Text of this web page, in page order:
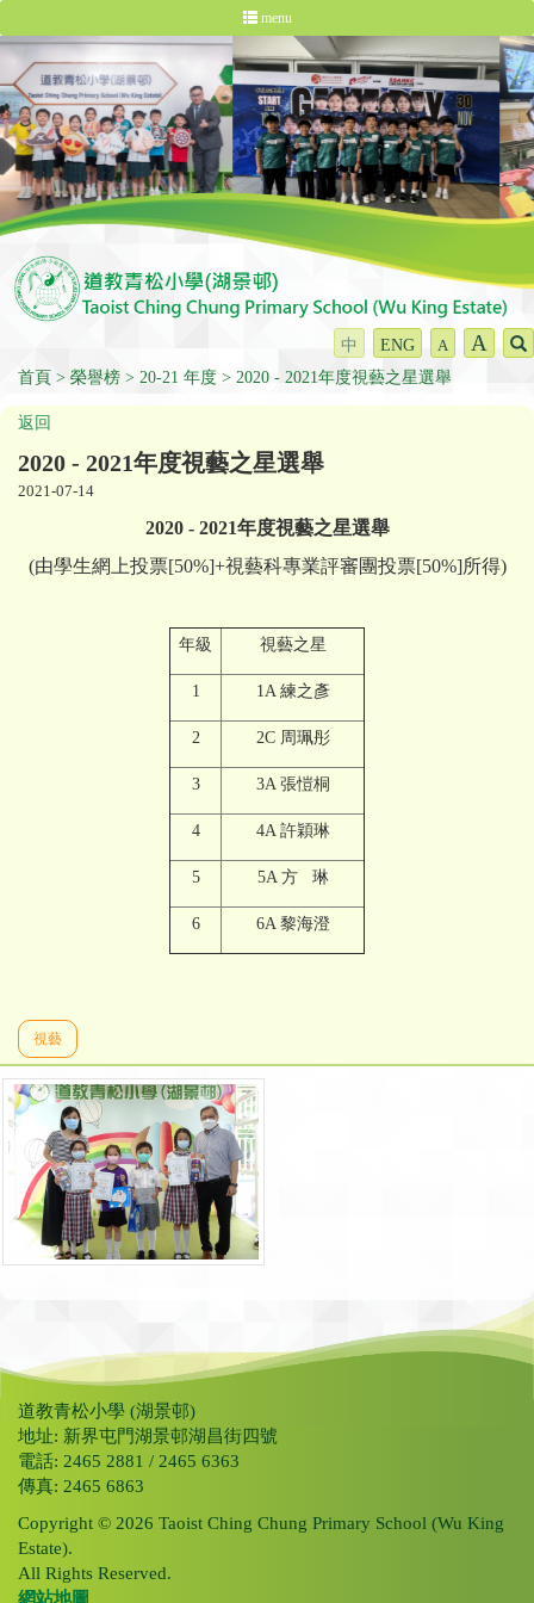
menu
中 ENG A A
首頁 榮譽榜 20-21 年度 2020 - 2021年度視藝之星選舉
返回
2020 - 2021年度視藝之星選舉
2021-07-14
2020 - 2021年度視藝之星選舉
(由學生網上投票[50%]+視藝科專業評審團投票[50%]所得)
年級 視藝之星
1 1A 練之彥
2 2C 周珮彤
3 3A 張愷桐
4 4A 許穎琳
5 5A 方 琳
6 6A 黎海澄
視藝
道教青松小學 (湖景邨)
地址: 新界屯門湖景邨湖昌街四號
電話: 2465 2881 / 2465 6363
傳真: 2465 6863
Copyright © 2026 Taoist Ching Chung Primary School (Wu King
Estate).
All Rights Reserved.
網站地圖